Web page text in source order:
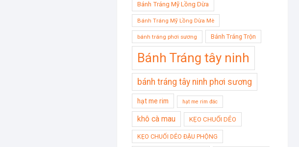
Bánh Tráng Mỹ Lồng Dừa
Bánh Tráng Mỹ Lồng Dừa Mè
bánh tráng phơi sương Bánh Tráng Trộn
Bánh Tráng tây ninh
bánh tráng tây ninh phơi sương
hạt me rim hạt me rim đác
khô cà mau KẸO CHUỐI DẺO
KẸO CHUỐI DẺO ĐẬU PHỘNG